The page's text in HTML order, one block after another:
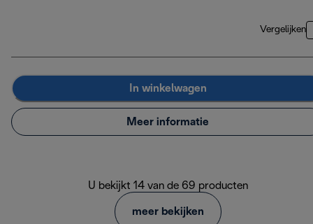
Vergelijken
In winkelwagen
Meer informatie
U bekijkt 14 van de 69 producten
meer bekijken